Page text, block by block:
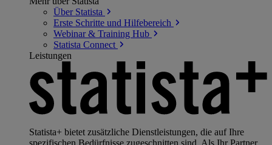
Über Statista
Erste Schritte und Hilfebereich
Webinar & Training Hub
Statista Connect
Leistungen
Statista+ bietet zusätzliche Dienstleistungen, die auf Ihre
spezifischen Bedürfnisse zugeschnitten sind. Als Ihr Partner